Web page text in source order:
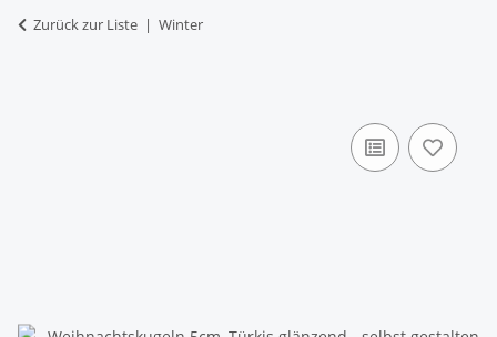
Zurück zur Liste Winter